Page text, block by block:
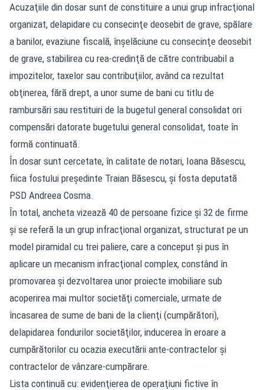
Acuzaţiile din dosar sunt de constituire a unui grup infracţional
organizat, delapidare cu consecinţe deosebit de grave, spălare
a banilor, evaziune fiscală, înşelăciune cu consecinţe deosebit
de grave, stabilirea cu rea-credinţă de către contribuabil a
impozitelor, taxelor sau contribuţiilor, având ca rezultat
obţinerea, fără drept, a unor sume de bani cu titlu de
rambursări sau restituiri de la bugetul general consolidat ori
compensări datorate bugetului general consolidat, toate în
formă continuată.
În dosar sunt cercetate, în calitate de notari, Ioana Băsescu,
fiica fostului preşedinte Traian Băsescu, şi fosta deputată
PSD Andreea Cosma.
În total, ancheta vizează 40 de persoane fizice şi 32 de firme
şi se referă la un grup infracţional organizat, structurat pe un
model piramidal cu trei paliere, care a conceput şi pus în
aplicare un mecanism infracţional complex, constând în
promovarea şi dezvoltarea unor proiecte imobiliare sub
acoperirea mai multor societăţi comerciale, urmate de
încasarea de sume de bani de la clienţi (cumpărători),
delapidarea fondurilor societăţilor, inducerea în eroare a
cumpărătorilor cu ocazia executării ante-contractelor şi
contractelor de vânzare-cumpărare.
Lista continuă cu: evidenţierea de operaţiuni fictive în